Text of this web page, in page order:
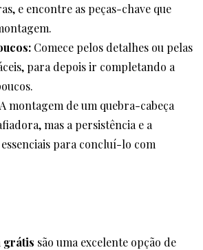
e encontre as peças-chave que
Comece pelos detalhes ou pelas
para depois ir completando a
A montagem de um quebra-cabeça
mas a persistência e a
essenciais para concluí-lo com
grátis são uma excelente opção de